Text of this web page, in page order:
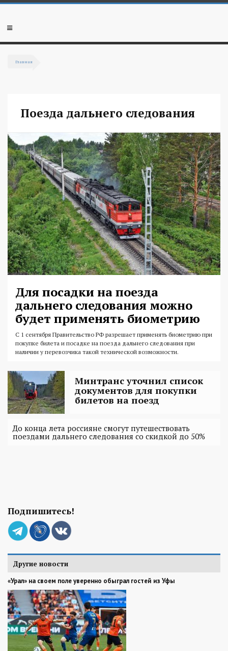
Перейти к основному содержанию
Мобильное
Главная
Поезда дальнего следования
Для посадки на поезда
дальнего следования можно
будет применять биометрию
С 1 сентября Правительство РФ разрешает применять биометрию при
покупке билета и посадке на поезда дальнего следования при
наличии у перевозчика такой технической возможности.
Минтранс уточнил список
документов для покупки
билетов на поезд
До конца лета россияне смогут путешествовать
поездами дальнего следования со скидкой до 50%
Подпишитесь!
Другие новости
«Урал» на своем поле уверенно обыграл гостей из Уфы